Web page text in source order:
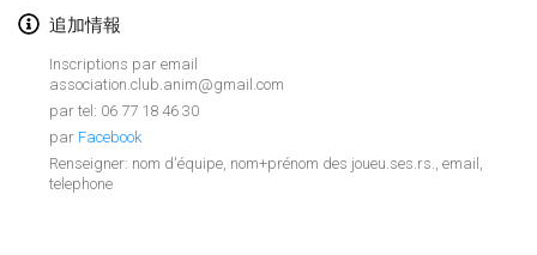
追加情報
Inscriptions par email
association.club.anim@gmail.com
par tel: 06 77 18 46 30
par Facebook
Renseigner: nom d'équipe, nom+prénom des joueu.ses.rs., email,
telephone
Tournoi de la St Valentin
2019年2月9日
OTH
2019年2月16日
Indoor des Bouchons